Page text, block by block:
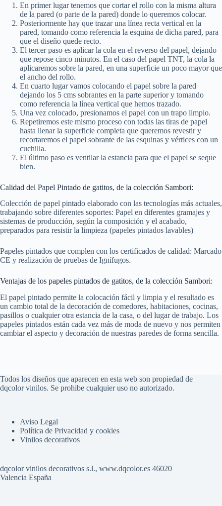
En primer lugar tenemos que cortar el rollo con la misma altura
de la pared (o parte de la pared) donde lo queremos colocar.
Posteriormente hay que trazar una línea recta vertical en la
pared, tomando como referencia la esquina de dicha pared, para
que el diseño quede recto.
El tercer paso es aplicar la cola en el reverso del papel, dejando
que repose cinco minutos. En el caso del papel TNT, la cola la
aplicaremos sobre la pared, en una superficie un poco mayor que
el ancho del rollo.
En cuarto lugar vamos colocando el papel sobre la pared
dejando los 5 cms sobrantes en la parte superior y tomando
como referencia la línea vertical que hemos trazado.
Una vez colocado, presionamos el papel con un trapo limpio.
Repetiremos este mismo proceso con todas las tiras de papel
hasta llenar la superficie completa que queremos revestir y
recortaremos el papel sobrante de las esquinas y vértices con un
cuchilla.
El último paso es ventilar la estancia para que el papel se seque
bien.
Calidad del Papel Pintado de gatitos, de la colección Sambori:
Colección de papel pintado elaborado con las tecnologías más actuales,
trabajando sobre diferentes soportes: Papel en diferentes gramajes y
sistemas de producción, según la composición y el acabado,
preparados para resistir la limpieza (papeles pintados lavables)
Papeles pintados que complen con los certificados de calidad: Marcado
CE y realización de pruebas de Ignífugos.
Ventajas de los papeles pintados de gatitos, de la colección Sambori:
El papel pintado permite la colocación fácil y limpia y el resultado es
un cambio total de la decoración de comedores, habitaciones, cocinas,
pasillos o cualquier otra estancia de la casa, o del lugar de trabajo. Los
papeles pintados están cada vez más de moda de nuevo y nos permiten
cambiar el aspecto y decoración de nuestras paredes de forma sencilla.
Todos los diseños que aparecen en esta web son propiedad de
dqcolor vinilos. Se prohibe cualquier uso no autorizado.
Aviso Legal
Política de Privacidad y cookies
Vinilos decorativos
dqcolor vinilos decorativos s.l., www.dqcolor.es 46020
Valencia España